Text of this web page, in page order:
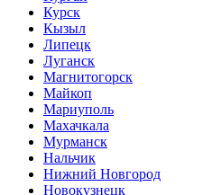
Курск
Кызыл
Липецк
Луганск
Магнитогорск
Майкоп
Мариуполь
Махачкала
Мурманск
Нальчик
Нижний Новгород
Новокузнецк